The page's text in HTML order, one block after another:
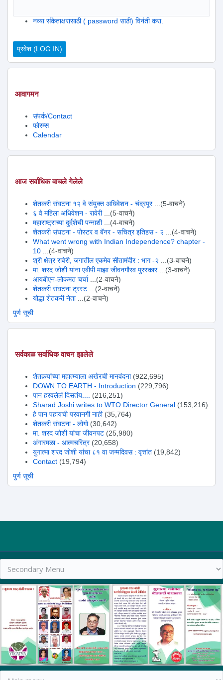
नव्या संकेताक्षरासाठी ( password साठी) विनंती करा.
आवागमन
संपर्क/Contact
फोरम्स
Calendar
आज सर्वाधिक वाचले गेलेले
शेतकरी संघटना १२ वे संयुक्त अधिवेशन - चंद्रपूर
...(5-वाचने)
६ वे महिला अधिवेशन - रावेरी
...(5-वाचने)
महाराष्ट्राच्या दुर्दशेची पन्नाशी
...(4-वाचने)
शेतकरी संघटना - पोस्टर व बॅनर - सचित्र इतिहस - २
...(4-वाचने)
What went wrong with Indian Independence? chapter -
10
...(4-वाचने)
श्री क्षेत्र रावेरी, जगातील एकमेव सीतामंदीर : भाग -२
...(3-वाचने)
मा. शरद जोशी यांना एबीपी माझा जीवनगौरव पुरस्कार
...(3-वाचने)
आयबीएन-लोकमत चर्चा
...(2-वाचने)
शेतकरी संघटना ट्रस्ट
...(2-वाचने)
योद्धा शेतकरी नेता
...(2-वाचने)
पुर्ण सूची
सर्वकाळ सर्वाधिक वाचन झालेले
शेतकर्‍यांच्या महात्म्याला अखेरची मानवंदना (922,695)
DOWN TO EARTH - Introduction (229,796)
पान हरवलेलं दिसतंय....
(216,251)
Sharad Joshi writes to WTO Director General (153,216)
हे पान पहायची परवानगी नाही (35,764)
शेतकरी संघटना - लोगो (30,642)
मा. शरद जोशी यांचा जीवनपट (25,980)
अंगारमळा - आत्मचरित्र (20,658)
युगात्मा शरद जोशी यांचा ८१ वा जन्मदिवस : वृत्तांत (19,842)
Contact (19,794)
पुर्ण सूची